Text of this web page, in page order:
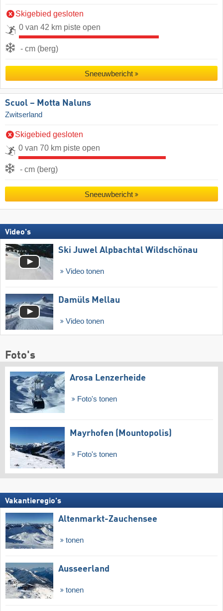
Skigebied gesloten
0 van 42 km piste open
- cm (berg)
Sneeuwbericht
Scuol – Motta Naluns
Zwitserland
Skigebied gesloten
0 van 70 km piste open
- cm (berg)
Sneeuwbericht
Video's
Ski Juwel Alpbachtal Wildschönau
Video tonen
Damüls Mellau
Video tonen
Foto's
Arosa Lenzerheide
Foto's tonen
Mayrhofen (Mountopolis)
Foto's tonen
Vakantieregio's
Altenmarkt-Zauchensee
tonen
Ausseerland
tonen